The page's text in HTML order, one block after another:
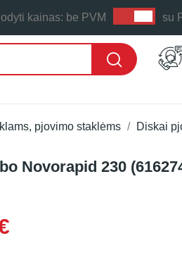
kainas: be PVM su
pjovimo staklėms
Diskai
Novorapid 230